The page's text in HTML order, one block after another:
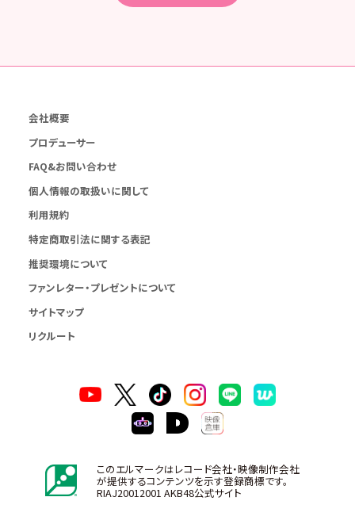
会社概要
プロデューサー
FAQ&お問い合わせ
個人情報の取扱いに関して
利用規約
特定商取引法に関する表記
推奨環境について
ファンレター・プレゼントについて
サイトマップ
リクルート
このエルマークはレコード会社・映像制作会社
が提供するコンテンツを示す登録商標です。
RIAJ20012001 AKB48公式サイト